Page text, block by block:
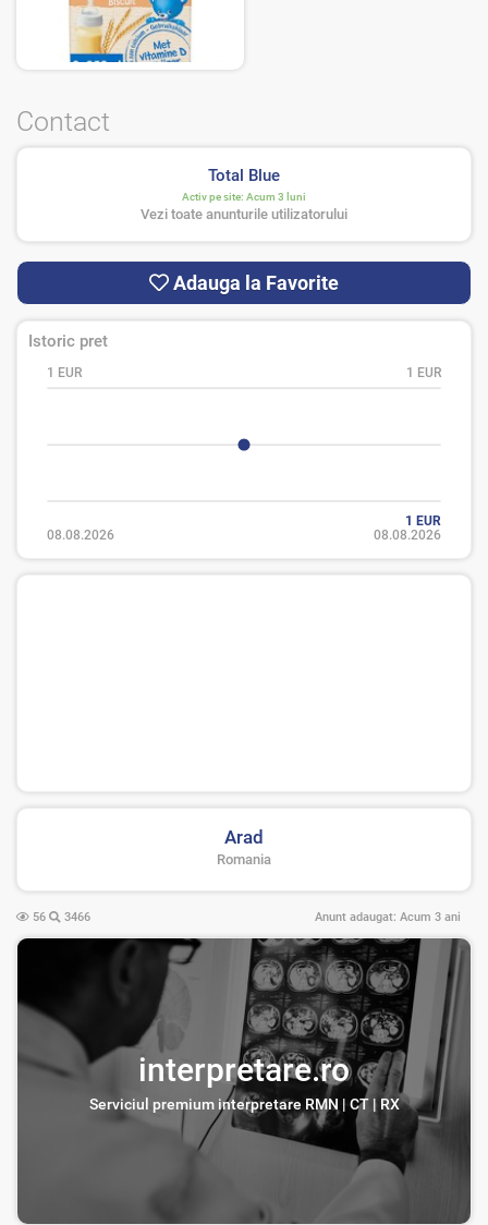
Contact
Total Blue
Activ pe site: Acum 3 luni
Vezi toate anunturile utilizatorului
Adauga la Favorite
Istoric pret
1 EUR 1 EUR
1 EUR
08.08.2026
08.08.2026
Arad
Romania
56 3466 Anunt adaugat: Acum 3 ani
interpretare.ro
Serviciul premium interpretare RMN | CT | RX